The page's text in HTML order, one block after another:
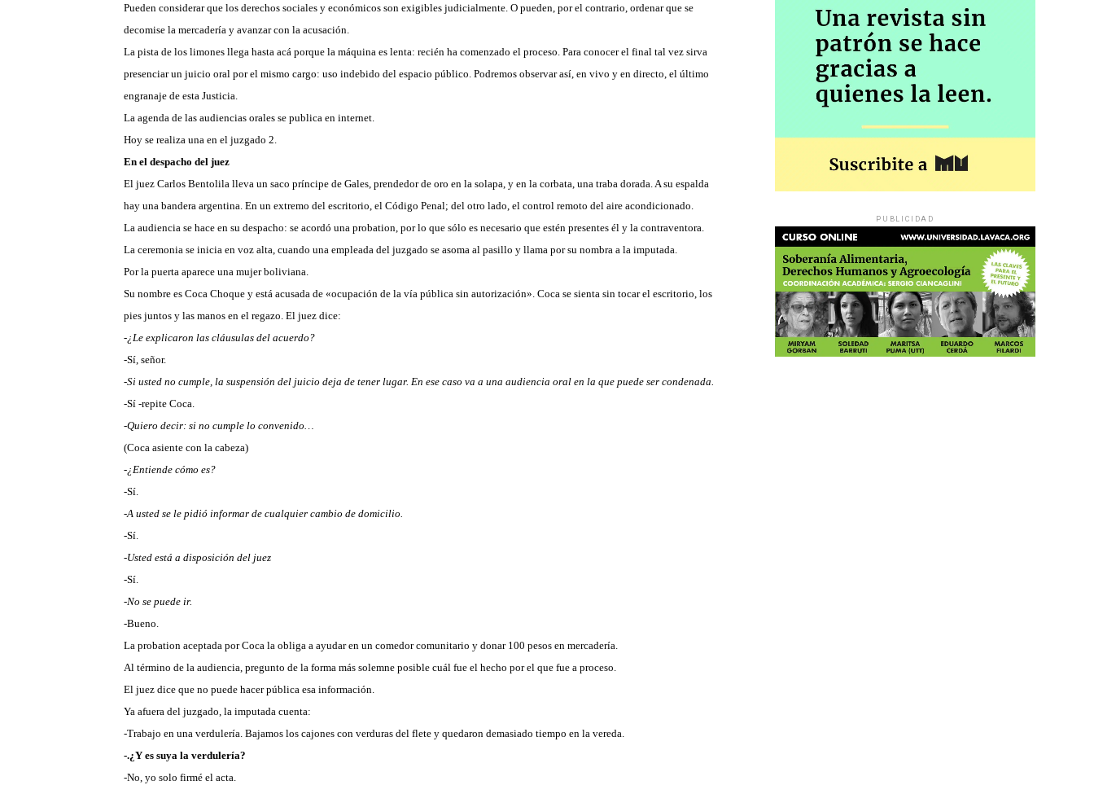
Pueden considerar que los derechos sociales y económicos son exigibles judicialmente. O pueden, por el contrario, ordenar que se
decomise la mercadería y avanzar con la acusación.
La pista de los limones llega hasta acá porque la máquina es lenta: recién ha comenzado el proceso. Para conocer el final tal vez sirva
presenciar un juicio oral por el mismo cargo: uso indebido del espacio público. Podremos observar así, en vivo y en directo, el último
engranaje de esta Justicia.
La agenda de las audiencias orales se publica en internet.
Hoy se realiza una en el juzgado 2.
En el despacho del juez
El juez Carlos Bentolila lleva un saco príncipe de Gales, prendedor de oro en la solapa, y en la corbata, una traba dorada. A su espalda
hay una bandera argentina. En un extremo del escritorio, el Código Penal; del otro lado, el control remoto del aire acondicionado.
La audiencia se hace en su despacho: se acordó una probation, por lo que sólo es necesario que estén presentes él y la contraventora.
La ceremonia se inicia en voz alta, cuando una empleada del juzgado se asoma al pasillo y llama por su nombra a la imputada.
Por la puerta aparece una mujer boliviana.
Su nombre es Coca Choque y está acusada de «ocupación de la vía pública sin autorización». Coca se sienta sin tocar el escritorio, los
pies juntos y las manos en el regazo. El juez dice:
-¿Le explicaron las cláusulas del acuerdo?
-Sí, señor.
-Si usted no cumple, la suspensión del juicio deja de tener lugar. En ese caso va a una audiencia oral en la que puede ser condenada.
-Sí -repite Coca.
-Quiero decir: si no cumple lo convenido…
(Coca asiente con la cabeza)
-¿Entiende cómo es?
-Sí.
-A usted se le pidió informar de cualquier cambio de domicilio.
-Sí.
-Usted está a disposición del juez
-Sí.
-No se puede ir.
-Bueno.
La probation aceptada por Coca la obliga a ayudar en un comedor comunitario y donar 100 pesos en mercadería.
Al término de la audiencia, pregunto de la forma más solemne posible cuál fue el hecho por el que fue a proceso.
El juez dice que no puede hacer pública esa información.
Ya afuera del juzgado, la imputada cuenta:
-Trabajo en una verdulería. Bajamos los cajones con verduras del flete y quedaron demasiado tiempo en la vereda.
-.¿Y es suya la verdulería?
-No, yo solo firmé el acta.
PUBLICIDAD